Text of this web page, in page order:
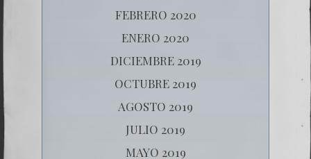
FEBRERO 2020
ENERO 2020
DICIEMBRE 2019
OCTUBRE 2019
AGOSTO 2019
JULIO 2019
MAYO 2019